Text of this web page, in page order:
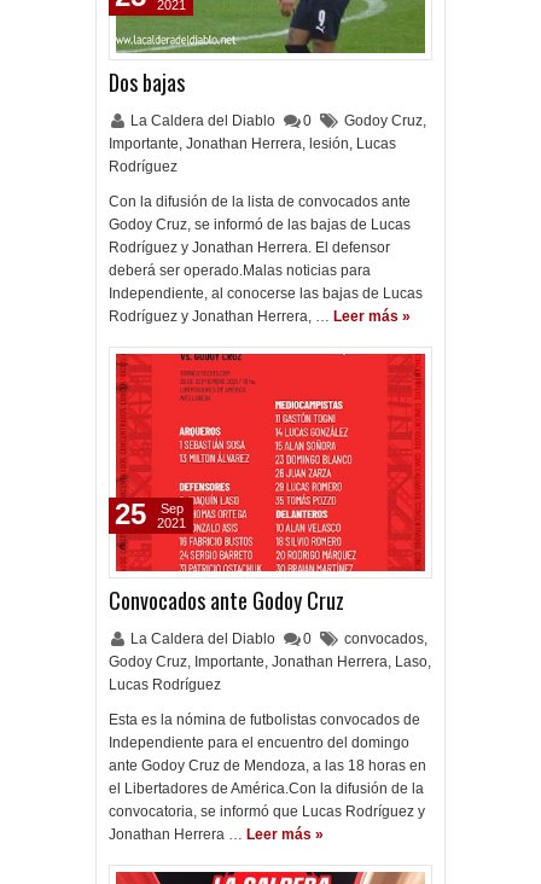
Dos bajas
La Caldera del Diablo 0 Godoy Cruz,
Importante, Jonathan Herrera, lesión, Lucas
Rodríguez
Con la difusión de la lista de convocados ante
Godoy Cruz, se informó de las bajas de Lucas
Rodríguez y Jonathan Herrera. El defensor
deberá ser operado.Malas noticias para
Independiente, al conocerse las bajas de Lucas
Rodríguez y Jonathan Herrera, … Leer más »
2021
Convocados ante Godoy Cruz
La Caldera del Diablo 0 convocados,
Godoy Cruz, Importante, Jonathan Herrera, Laso,
Lucas Rodríguez
Esta es la nómina de futbolistas convocados de
Independiente para el encuentro del domingo
ante Godoy Cruz de Mendoza, a las 18 horas en
el Libertadores de América.Con la difusión de la
convocatoria, se informó que Lucas Rodríguez y
Jonathan Herrera … Leer más »
25
Sep
2021